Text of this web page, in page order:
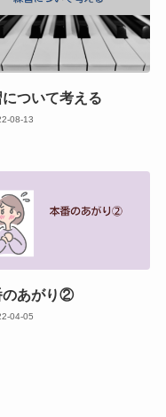
ついて考える
08-13
のあがり②
04-05